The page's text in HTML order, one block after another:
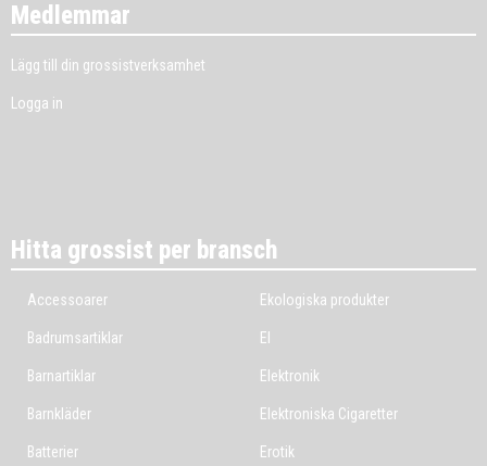
Medlemmar
Lägg till din grossistverksamhet
Logga in
Hitta grossist per bransch
Accessoarer
Badrumsartiklar
Barnartiklar
Barnkläder
Batterier
Ekologiska produkter
El
Elektronik
Elektroniska Cigaretter
Erotik